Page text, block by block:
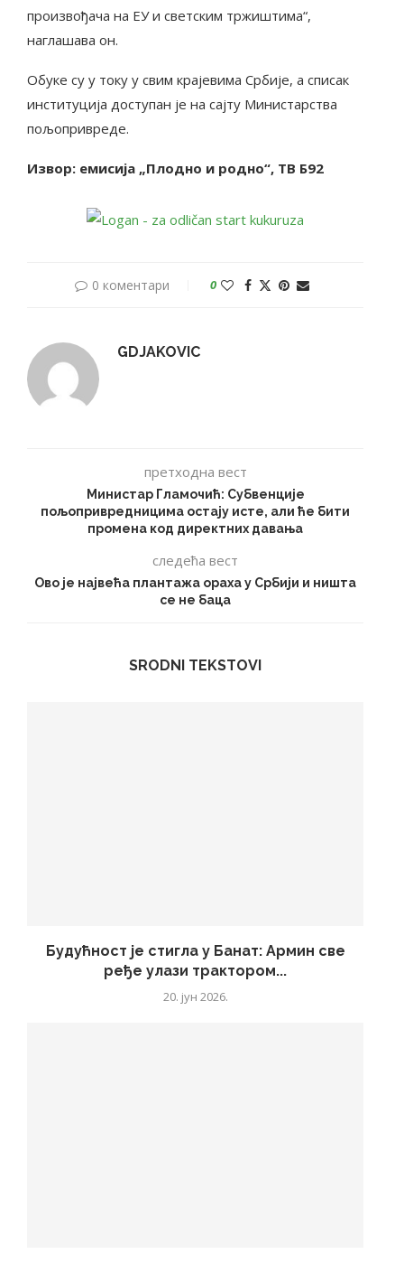
произвођача на ЕУ и светским тржиштима“,
наглашава он.
Обуке су у току у свим крајевима Србије, а списак
институција доступан је на сајту Министарства
пољопривреде.
Извор: емисија „Плодно и родно“, ТВ Б92
0 коментари 0
GDJAKOVIC
претходна вест
Министар Гламочић: Субвенције
пољопривредницима остају исте, али ће бити
промена код директних давања
следећа вест
Ово је највећа плантажа ораха у Србији и ништа
се не баца
SRODNI TEKSTOVI
Будућност је стигла у Банат: Армин све
ређе улази трактором...
20. јун 2026.